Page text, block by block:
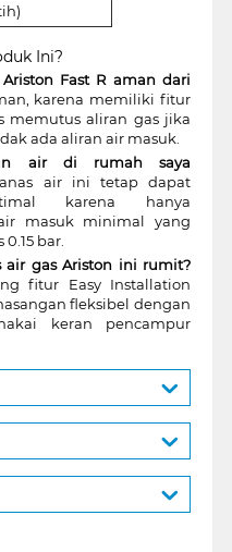
Ini?
Fast R aman dari
karena memiliki fitur
memutus aliran gas jika
ada aliran air masuk.
air di rumah saya
air ini tetap dapat
karena hanya
masuk minimal yang
bar.
air gas Ariston ini rumit?
fitur Easy Installation
fleksibel dengan
keran pencampur